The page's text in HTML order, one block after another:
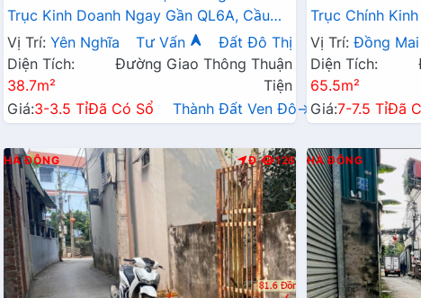
Trục Kinh Doanh Ngay Gần QL6A, Cầu
Mai Lĩnh Đang Mở Rộng
Vị Trí: Yên Nghĩa Tư Vấn
Đất Đô Thị
Diện Tích:
38.7m²
Đường Giao Thông Thuận
Tiện
Giá:3-3.5 TỉĐã Có Sổ Thành Đất Ven Đô→
Trục Chính
Sinh Thái Đồng
Vị Trí: Đồng Mai
Diện Tích:
65.5m²
Giá:7-7.5 TỉĐã
HÀ ĐÔNG Đ 126 HÀ ĐÔNG